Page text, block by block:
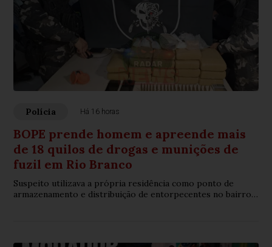
Polícia Há 16 horas
BOPE prende homem e apreende mais
de 18 quilos de drogas e munições de
fuzil em Rio Branco
Suspeito utilizava a própria residência como ponto de
armazenamento e distribuição de entorpecentes no bairro